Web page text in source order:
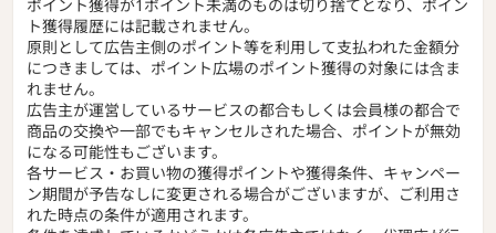
ポイント獲得が1ポイント未満のものは切り捨てとなり、ポイン
ト獲得履歴には記載されません。
原則として広告主側のポイント等を利用して支払われた金額分
につきましては、ポイント広場のポイント獲得の対象には含ま
れません。
広告主が運営しているサービスの都合もしくは会員様の都合で
商品の交換や一部でもキャンセルされた場合、ポイントが無効
になる可能性もございます。
各サービス・お買い物の獲得ポイントや獲得条件、キャンペー
ン期間が予告なしに変更される場合がございますが、ご利用さ
れた時点の条件が適用されます。